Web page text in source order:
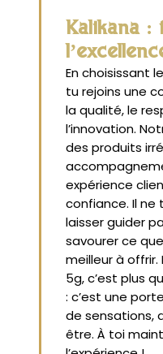
Kalikana :
En choisissant
tu rejoins une
la qualité, le
l’innovation.
des produits
expérience
confiance. Il ne
laisser guider
savourer ce
meilleur à offrir.
5g, c’est plus
: c’est une
de sensations,
être. À toi